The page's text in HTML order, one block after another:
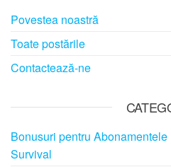
Povestea noastră
Toate postările
Contactează-ne
Bonusuri pentru
Survival